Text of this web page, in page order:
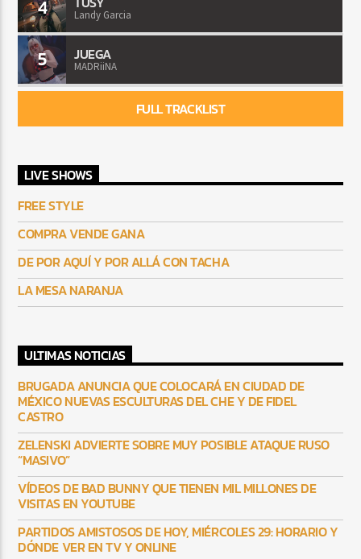
4 Landy Garcia
5 JUEGA
MADRiiNA
FULL TRACKLIST
LIVE SHOWS
FREE STYLE
COMPRA VENDE GANA
DE POR AQUÍ Y POR ALLÁ CON TACHA
LA MESA NARANJA
ULTIMAS NOTICIAS
BRUGADA ANUNCIA QUE COLOCARÁ EN CIUDAD DE
MÉXICO NUEVAS ESCULTURAS DEL CHE Y DE FIDEL
CASTRO
ZELENSKI ADVIERTE SOBRE MUY POSIBLE ATAQUE RUSO
“MASIVO”
VÍDEOS DE BAD BUNNY QUE TIENEN MIL MILLONES DE
VISITAS EN YOUTUBE
PARTIDOS AMISTOSOS DE HOY, MIÉRCOLES 29: HORARIO Y
DÓNDE VER EN TV Y ONLINE